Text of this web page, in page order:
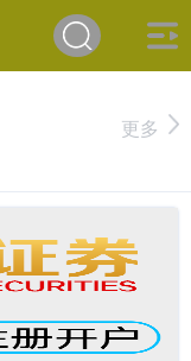
更多